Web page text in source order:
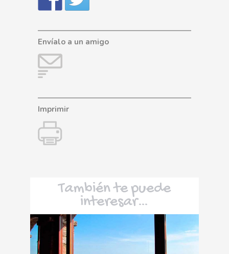
Envíalo a un amigo
Imprimir
También te puede
interesar…